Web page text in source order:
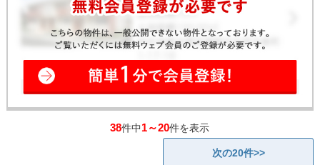
38件中1～20件を表示
次の20件>>